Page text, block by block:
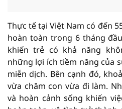
Thực tế tại Việt Nam có đến
hoàn toàn trong 6 tháng
khiến trẻ có khả năng
những lợi ích tiềm năng của
miễn dịch. Bên cạnh đó,
vừa chăm con vừa đi làm.
và hoàn cảnh sống khiến